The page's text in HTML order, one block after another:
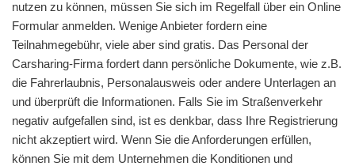
nutzen zu können, müssen Sie sich im Regelfall über ein Online
Formular anmelden. Wenige Anbieter fordern eine
Teilnahmegebühr, viele aber sind gratis. Das Personal der
Carsharing-Firma fordert dann persönliche Dokumente, wie z.B.
die Fahrerlaubnis, Personalausweis oder andere Unterlagen an
und überprüft die Informationen. Falls Sie im Straßenverkehr
negativ aufgefallen sind, ist es denkbar, dass Ihre Registrierung
nicht akzeptiert wird. Wenn Sie die Anforderungen erfüllen,
können Sie mit dem Unternehmen die Konditionen und